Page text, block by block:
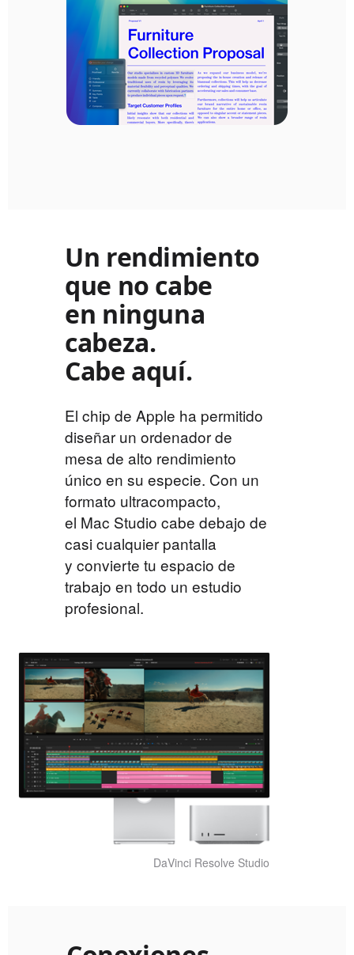
Un rendimiento
que no cabe
en ninguna
cabeza.
Cabe aquí.
El chip de Apple ha permitido
diseñar un ordenador de
mesa de alto rendimiento
único en su especie. Con un
formato ultracompacto,
el Mac Studio cabe debajo de
casi cualquier pantalla
y convierte tu espacio de
trabajo en todo un estudio
profesional.
DaVinci Resolve Studio